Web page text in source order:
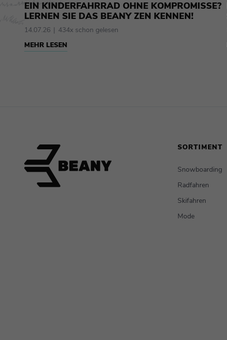
EIN KINDERFAHRRAD OHNE KOMPROMISSE?
LERNEN SIE DAS BEANY ZEN KENNEN!
14.07.26 434x schon gelesen
MEHR LESEN
SORTIMENT
Snowboarding
Radfahren
Skifahren
Mode